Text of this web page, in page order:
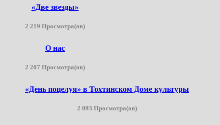
«Две звезды»
2 219 Просмотра(ов)
О нас
2 207 Просмотра(ов)
«День поцелуя» в Тохтинском Доме культуры
2 093 Просмотра(ов)